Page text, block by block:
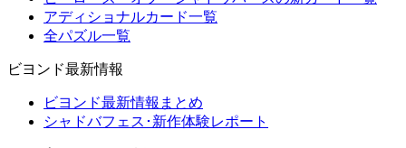
アディショナルカード一覧
全パズル一覧
ビヨンド最新情報
ビヨンド最新情報まとめ
シャドバフェス･新作体験レポート